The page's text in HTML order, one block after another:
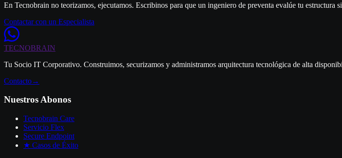
En Tecnobrain no teorizamos, ejecutamos. Escribinos para que un ingeniero de preventa evalúe tu estructura
Contactar con un Especialista
TECNOBRAIN
Tu Socio IT Corporativo. Construimos, securizamos y administramos arquitectura tecnológica de alta
Contacto→
Nuestros Abonos
Tecnobrain Care
Servicio Flex
Secure Endpoint
★ Casos de Éxito